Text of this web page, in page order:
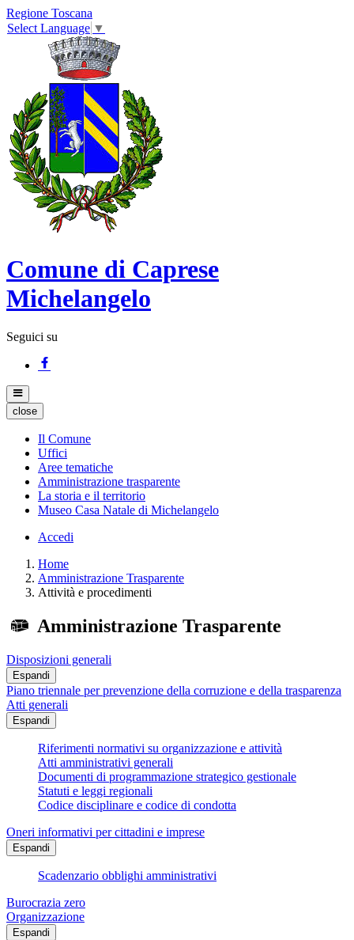
Regione Toscana
Select Language ▼
Comune di Caprese
Michelangelo
Seguici su
close
Il Comune
Uffici
Aree tematiche
Amministrazione trasparente
La storia e il territorio
Museo Casa Natale di Michelangelo
Accedi
Home
Amministrazione Trasparente
Attività e procedimenti
Amministrazione Trasparente
Disposizioni generali
Espandi
Piano triennale per prevenzione della corruzione e della trasparenza
Atti generali
Espandi
Riferimenti normativi su organizzazione e attività
Atti amministrativi generali
Documenti di programmazione strategico gestionale
Statuti e leggi regionali
Codice disciplinare e codice di condotta
Oneri informativi per cittadini e imprese
Espandi
Scadenzario obblighi amministrativi
Burocrazia zero
Organizzazione
Espandi